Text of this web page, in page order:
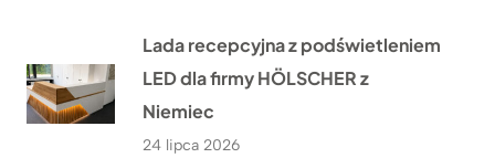
Lada recepcyjna z podświetleniem
LED dla firmy HÖLSCHER z
Niemiec
24 lipca 2026